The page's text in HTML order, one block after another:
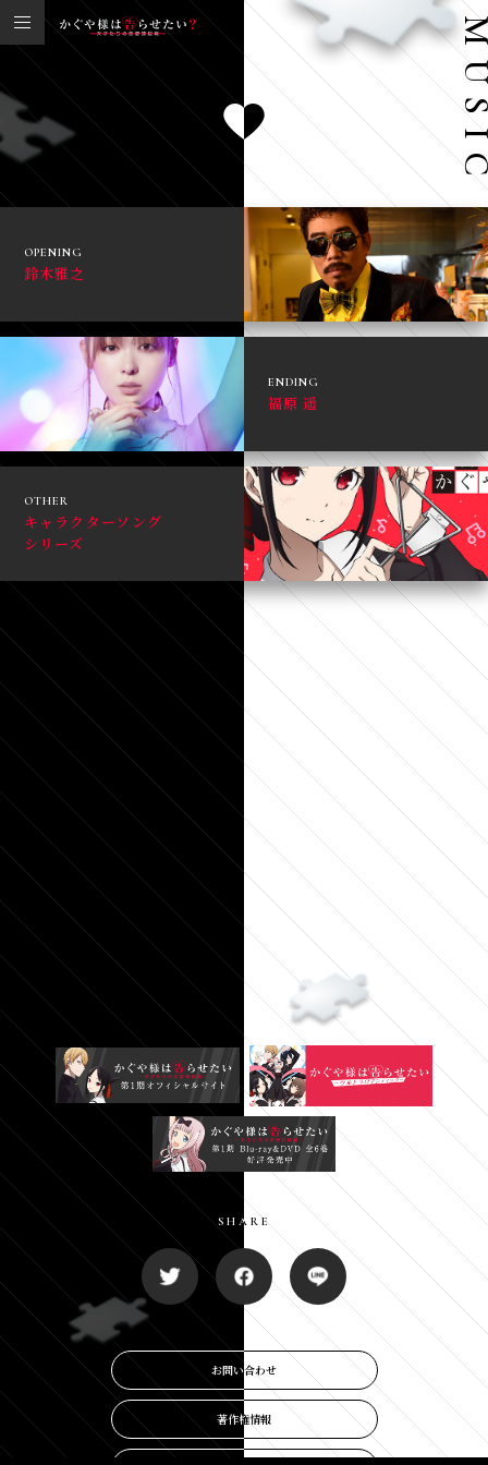
TOP
NEWS
MUSIC
MOVIE
COMICS
RADIO
GOODS
EVENT
SPECIAL
OPENING
鈴木雅之
ENDING
福原 遥
OTHER
キャラクターソング
シリーズ
SHARE
SHARE
お問い合わせ
お問い合わせ
著作権情報
著作権情報